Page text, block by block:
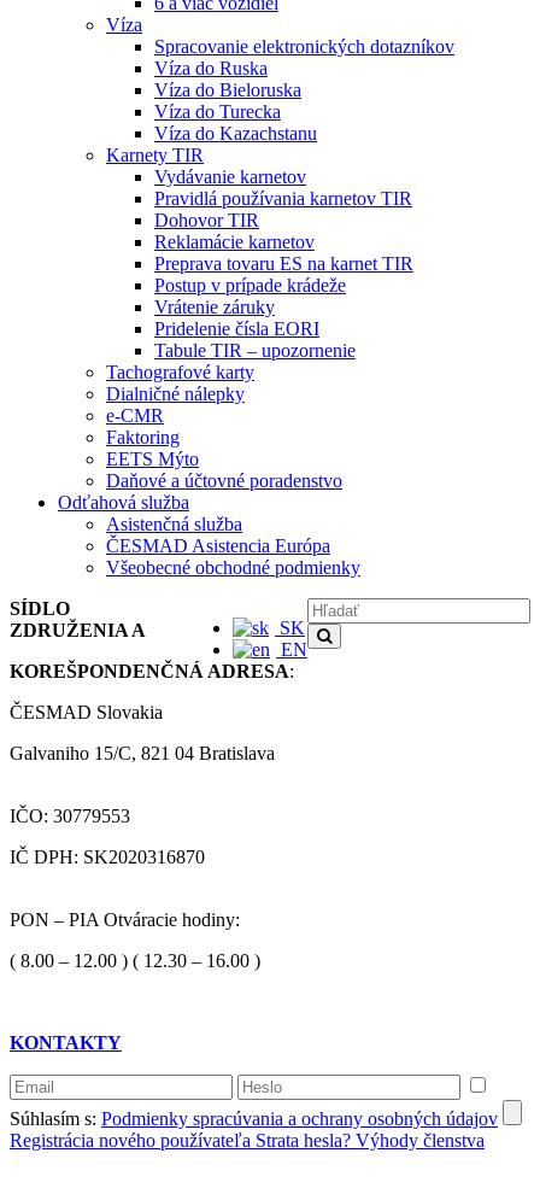
Víza
Spracovanie elektronických dotazníkov
Víza do Ruska
Víza do Bieloruska
Víza do Turecka
Víza do Kazachstanu
Karnety TIR
Vydávanie karnetov
Pravidlá používania karnetov TIR
Dohovor TIR
Reklamácie karnetov
Preprava tovaru ES na karnet TIR
Postup v prípade krádeže
Vrátenie záruky
Pridelenie čísla EORI
Tabule TIR – upozornenie
Tachografové karty
Dialničné nálepky
e-CMR
Faktoring
EETS Mýto
Daňové a účtovné poradenstvo
Odťahová služba
Asistenčná služba
ČESMAD Asistencia Európa
Všeobecné obchodné podmienky
SK
EN
SÍDLO
ZDRUŽENIA A
KOREŠPONDENČNÁ ADRESA:
ČESMAD Slovakia
Galvaniho 15/C, 821 04 Bratislava
IČO: 30779553
IČ DPH: SK2020316870
PON – PIA Otváracie hodiny:
( 8.00 – 12.00 ) ( 12.30 – 16.00 )
KONTAKTY
Súhlasím s: Podmienky spracúvania a ochrany osobných údajov
Registrácia nového používateľa Strata hesla? Výhody členstva